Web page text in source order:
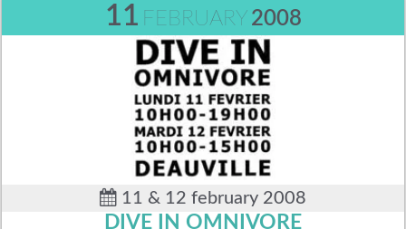
11 FEBRUARY 2008
11 & 12 february 2008
DIVE IN OMNIVORE